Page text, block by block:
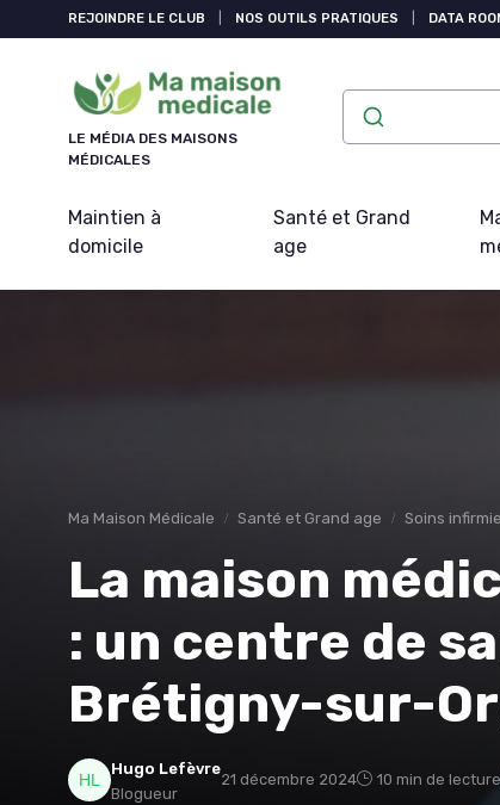
REJOINDRE LE CLUB NOS OUTILS PRATIQUES DATA
LE MÉDIA DES MAISONS
MÉDICALES
Maintien à
domicile
Santé et Grand
age
Ma Maison Médicale Santé et Grand age Soins
La maison
: un centre de
Brétigny-sur-
Hugo Lefèvre
Blogueur
21 décembre 2024 10 min de lecture
Panneau de gestion des cookies